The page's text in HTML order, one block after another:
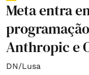
Meta entra
Anthropic e
DN/Lusa